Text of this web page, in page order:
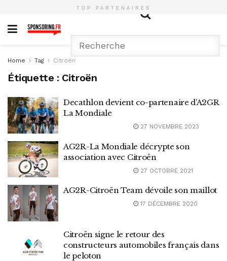
TOP PARTENAIRES
Home Tag Citroën
Étiquette : Citroën
Decathlon devient co-partenaire d’A2GR
La Mondiale
27 NOVEMBRE 2023
AG2R-La Mondiale décrypte son
association avec Citroën
27 OCTOBRE 2021
AG2R-Citroën Team dévoile son maillot
17 DÉCEMBRE 2020
Citroën signe le retour des
constructeurs automobiles français dans
le peloton